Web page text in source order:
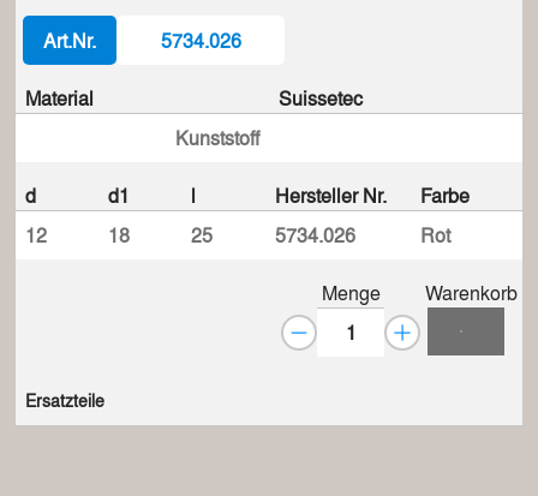
Art.Nr. 5734.026
Material
Kunststoff
Suissetec
d d1 l Hersteller Nr.
Farbe
12
18 25 5734.026 Rot
Menge Warenkorb
Ersatzteile